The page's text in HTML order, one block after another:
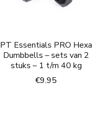
PT Essentials PRO Hexa
Dumbbells – sets van 2
stuks – 1 t/m 40 kg
€9.95